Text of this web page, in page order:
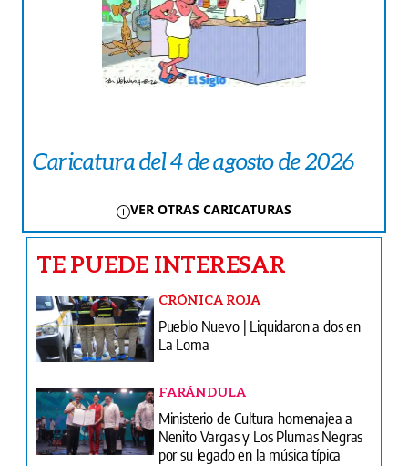
Caricatura del 4 de agosto de 2026
VER OTRAS CARICATURAS
TE PUEDE INTERESAR
CRÓNICA ROJA
Pueblo Nuevo | Liquidaron a dos en
La Loma
FARÁNDULA
Ministerio de Cultura homenajea a
Nenito Vargas y Los Plumas Negras
por su legado en la música típica